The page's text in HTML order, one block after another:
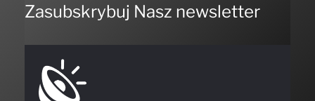
Zasubskrybuj Nasz newsletter